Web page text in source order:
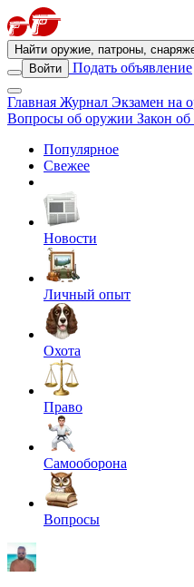
Найти оружие, патроны,
Войти
Подать объявление
Главная Журнал Экзамен на
Вопросы об оружии Закон
Популярное
Свежее
Новости
Личный опыт
Охота
Право
Самооборона
Вопросы